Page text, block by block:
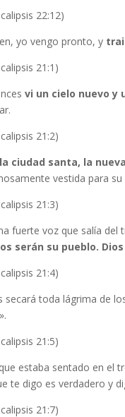
22:12)
yo vengo pronto, y
21:1)
vi un cielo nuevo y
21:2)
ciudad santa, la
vestida para su
21:3)
fuerte voz que salía del
serán su pueblo.
21:4)
secará toda lágrima de
21:5)
estaba sentado en el
te digo es verdadero y
21:7)